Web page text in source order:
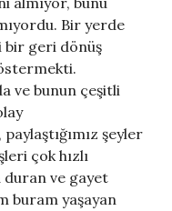
Bir yerde
bir geri dönüş
ve bunun çeşitli
şeyler
çok hızlı
duran ve gayet
buram yaşayan